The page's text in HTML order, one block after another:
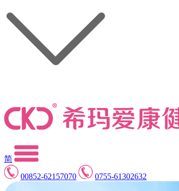
简
00852-62157070
0755-61302632